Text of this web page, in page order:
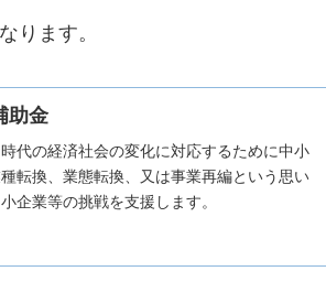
ります。
助金
代の経済社会の変化に対応するために中小
転換、業態転換、又は事業再編という思い
企業等の挑戦を支援します。